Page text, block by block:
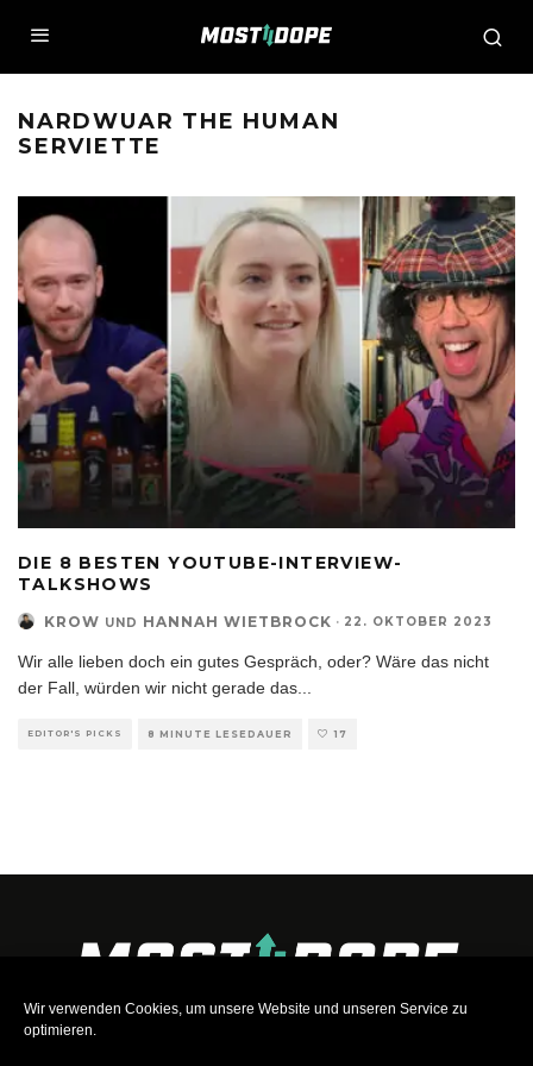
Wir verwenden Cookies, um unsere Website und unseren Service zu
optimieren.
NARDWUAR THE HUMAN
SERVIETTE
DIE 8 BESTEN YOUTUBE-INTERVIEW-
TALKSHOWS
KROW UND HANNAH WIETBROCK · 22. OKTOBER 2023
Wir alle lieben doch ein gutes Gespräch, oder? Wäre das nicht
der Fall, würden wir nicht gerade das
EDITOR'S PICKS 8 MINUTE LESEDAUER 17